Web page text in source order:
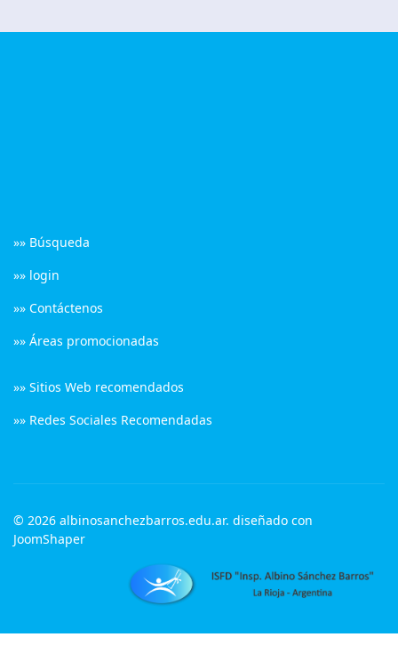
»» Búsqueda
»» login
»» Contáctenos
»» Áreas promocionadas
»» Sitios Web recomendados
»» Redes Sociales Recomendadas
© 2026 albinosanchezbarros.edu.ar. diseñado con
JoomShaper